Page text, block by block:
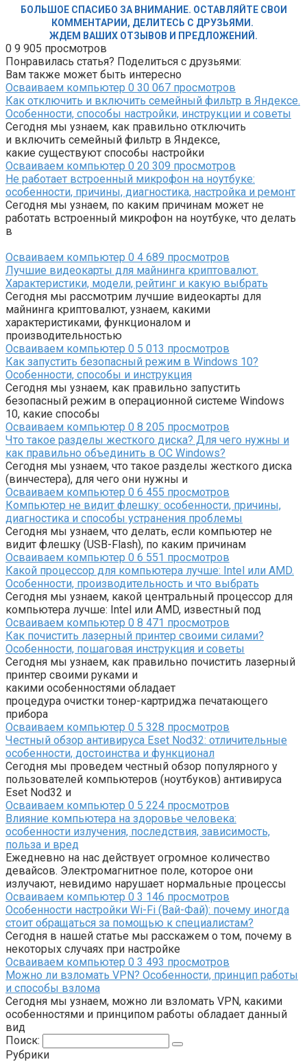
БОЛЬШОЕ СПАСИБО ЗА ВНИМАНИЕ. ОСТАВЛЯЙТЕ СВОИ
КОММЕНТАРИИ, ДЕЛИТЕСЬ С ДРУЗЬЯМИ.
ЖДЕМ ВАШИХ ОТЗЫВОВ И ПРЕДЛОЖЕНИЙ.
0 9 905 просмотров
Понравилась статья? Поделиться с друзьями:
Вам также может быть интересно
Осваиваем компьютер 0 30 067 просмотров
Как отключить и включить семейный фильтр в Яндексе.
Особенности, способы настройки, инструкции и советы
Сегодня мы узнаем, как правильно отключить
и включить семейный фильтр в Яндексе,
какие существуют способы настройки
Осваиваем компьютер 0 20 309 просмотров
Не работает встроенный микрофон на ноутбуке:
особенности, причины, диагностика, настройка и ремонт
Сегодня мы узнаем, по каким причинам может не
работать встроенный микрофон на ноутбуке, что делать
в
Осваиваем компьютер 0 4 689 просмотров
Лучшие видеокарты для майнинга криптовалют.
Характеристики, модели, рейтинг и какую выбрать
Сегодня мы рассмотрим лучшие видеокарты для
майнинга криптовалют, узнаем, какими
характеристиками, функционалом и
производительностью
Осваиваем компьютер 0 5 013 просмотров
Как запустить безопасный режим в Windows 10?
Особенности, способы и инструкция
Сегодня мы узнаем, как правильно запустить
безопасный режим в операционной системе Windows
10, какие способы
Осваиваем компьютер 0 8 205 просмотров
Что такое разделы жесткого диска? Для чего нужны и
как правильно объединить в ОС Windows?
Сегодня мы узнаем, что такое разделы жесткого диска
(винчестера), для чего они нужны и
Осваиваем компьютер 0 6 455 просмотров
Компьютер не видит флешку: особенности, причины,
диагностика и способы устранения проблемы
Сегодня мы узнаем, что делать, если компьютер не
видит флешку (USB-Flash), по каким причинам
Осваиваем компьютер 0 6 551 просмотров
Какой процессор для компьютера лучше: Intel или AMD.
Особенности, производительность и что выбрать
Сегодня мы узнаем, какой центральный процессор для
компьютера лучше: Intel или AMD, известный под
Осваиваем компьютер 0 8 471 просмотров
Как почистить лазерный принтер своими силами?
Особенности, пошаговая инструкция и советы
Сегодня мы узнаем, как правильно почистить лазерный
принтер своими руками и
какими особенностями обладает
процедура очистки тонер-картриджа печатающего
прибора
Осваиваем компьютер 0 5 328 просмотров
Честный обзор антивируса Eset Nod32: отличительные
особенности, достоинства и функционал
Сегодня мы проведем честный обзор популярного у
пользователей компьютеров (ноутбуков) антивируса
Eset Nod32 и
Осваиваем компьютер 0 5 224 просмотров
Влияние компьютера на здоровье человека:
особенности излучения, последствия, зависимость,
польза и вред
Ежедневно на нас действует огромное количество
девайсов. Электромагнитное поле, которое они
излучают, невидимо нарушает нормальные процессы
Осваиваем компьютер 0 3 146 просмотров
Особенности настройки Wi-Fi (Вай-Фай): почему иногда
стоит обращаться за помощью к специалистам?
Сегодня в нашей статье мы расскажем о том, почему в
некоторых случаях при настройке
Осваиваем компьютер 0 3 493 просмотров
Можно ли взломать VPN? Особенности, принцип работы
и способы взлома
Сегодня мы узнаем, можно ли взломать VPN, какими
особенностями и принципом работы обладает данный
вид
Поиск:
Рубрики